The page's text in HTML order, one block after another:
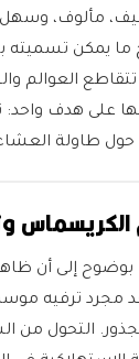
مألوف، وسهل
يمكن تسميته
العوالم
على هدف
حول طاولة
الكريسماس
إلى أن
مجرد ترفيه
التحول من